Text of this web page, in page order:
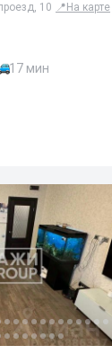
10 📍 На карте
17 мин